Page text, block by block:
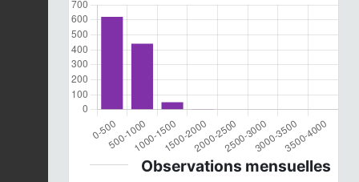
Observations mensuelles